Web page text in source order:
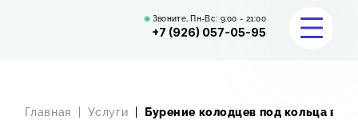
Звоните, Пн-Вс: 9:00 - 21:00
+7 (926) 057-05-95
УСЛУГИ
Главная Услуги Бурение колодцев под кольца в